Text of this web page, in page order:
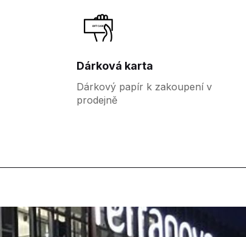
Dárková karta
Dárkový papír k zakoupení v
prodejně